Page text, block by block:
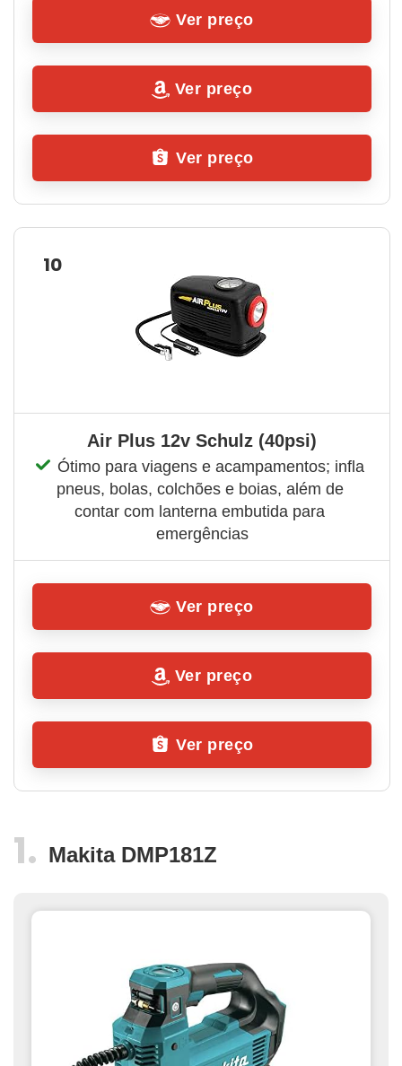
Ver preço
Ver preço
Ver preço
10
Air Plus 12v Schulz (40psi)
Ótimo para viagens e acampamentos; infla
pneus, bolas, colchões e boias, além de
contar com lanterna embutida para
emergências
Ver preço
Ver preço
Ver preço
Makita ‎DMP181Z